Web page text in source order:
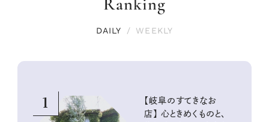
Ranking
DAILY / WEEKLY
1
【岐阜のすてきなお
店】 心ときめくものと、